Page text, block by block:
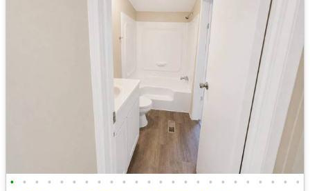
• • • • • • • • • • • • • • • • • • • • • • • •